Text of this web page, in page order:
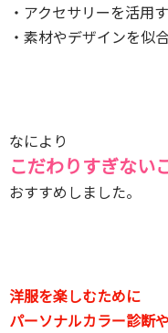
・アクセサリーを活用
・素材やデザインを似
なにより
こだわりすぎない
おすすめしました。
洋服を楽しむために
パーソナルカラー診断